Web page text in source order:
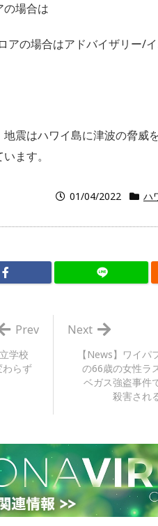
の場合は
アの場合はアドバイザリー/
震はハワイ島に津波の脅威
ます。
01/04/2022 ハ
【News】ワイパ
の66歳の女性ラ
ベガス強盗事件
殺害され
Next
学校
わらず
Prev